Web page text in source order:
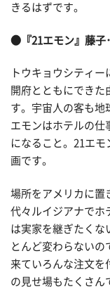
きるはずです。
●『21エモン』藤子
トウキョウシティ
開府とともにできた
す。宇宙人の客も地
エモンはホテルの仕
になること。21エ
画です。
場所をアメリカに置
代々ルイジアナでホ
は実家を継ぎたくな
とんど変わらないの
来ていろんな注文を
の見せ場もたくさん